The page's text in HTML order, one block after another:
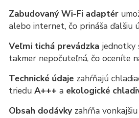
Zabudovaný Wi-Fi adaptér
alebo internet, čo prináša ďalšiu
Veľmi tichá prevádzka jednotky
takmer nepočuteľná, čo oceníte
Technické údajezahŕňajú
triedu A+++ a ekologické
Obsah dodávkyzahŕňa